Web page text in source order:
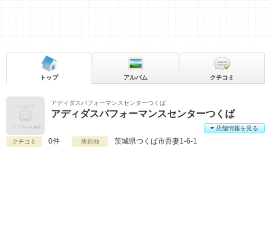
アディダスパフォーマンスセンターつくば
アディダスパフォーマンスセンターつくば
クチコミ 0件 所在地 茨城県つくば市吾妻1-6-1
店舗情報を見る
トップ アルバム クチコミ